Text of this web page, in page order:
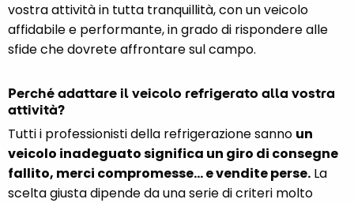
vostra attività in tutta tranquillità, con un veicolo
affidabile e performante, in grado di rispondere alle
sfide che dovrete affrontare sul campo.
Perché adattare il veicolo refrigerato alla vostra
attività?
Tutti i professionisti della refrigerazione sanno un
veicolo inadeguato significa un giro di consegne
fallito, merci compromesse… e vendite perse. La
scelta giusta dipende da una serie di criteri molto